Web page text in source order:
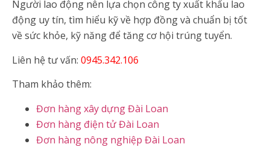
Người lao động nên lựa chọn công ty xuất khẩu lao
động uy tín, tìm hiểu kỹ về hợp đồng và chuẩn bị tốt
về sức khỏe, kỹ năng để tăng cơ hội trúng tuyển.
Liên hệ tư vấn: 0945.342.106
Tham khảo thêm:
Đơn hàng xây dựng Đài Loan
Đơn hàng điện tử Đài Loan
Đơn hàng nông nghiệp Đài Loan